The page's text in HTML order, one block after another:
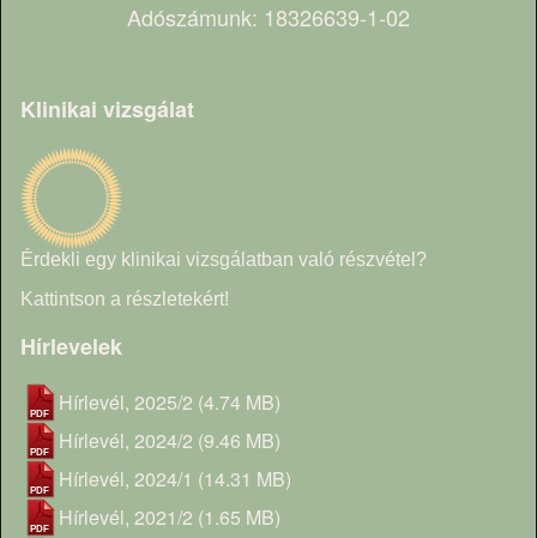
Adószámunk: 18326639-1-02
Klinikai vizsgálat
Érdekli egy klinikai vizsgálatban való részvétel?
Kattintson a részletekért!
Hírlevelek
Hírlevél, 2025/2 (4.74 MB)
Hírlevél, 2024/2 (9.46 MB)
Hírlevél, 2024/1 (14.31 MB)
Hírlevél, 2021/2 (1.65 MB)